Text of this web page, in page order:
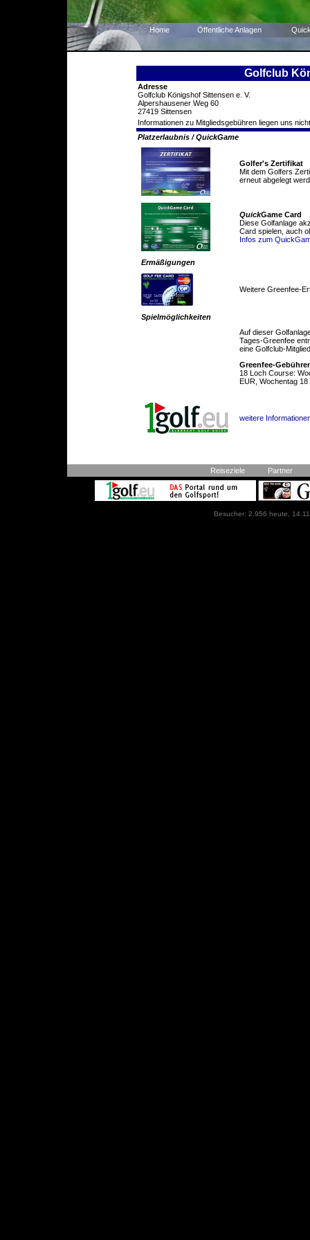
Home Öffentliche Anlagen
Golfclub
Adresse
Golfclub Königshof Sittensen e. V.
Alpershausener Weg 60
27419 Sittensen
Informationen zu Mitgliedsgebühren liegen uns
Platzerlaubnis / QuickGame
Golfer's Zertifikat
Mit dem Golfers
erneut abgelegt
QuickGame Card
Diese Golfanlage
Card spielen, auch
Infos zum
Ermäßigungen
Weitere Greenfee-
Spielmöglichkeiten
Auf dieser
Tages-Greenfee
eine Golfclub-
Greenfee-
18 Loch Course:
EUR, Wochentag
weitere
Reiseziele Partner
Besucher: 2.956 heute,